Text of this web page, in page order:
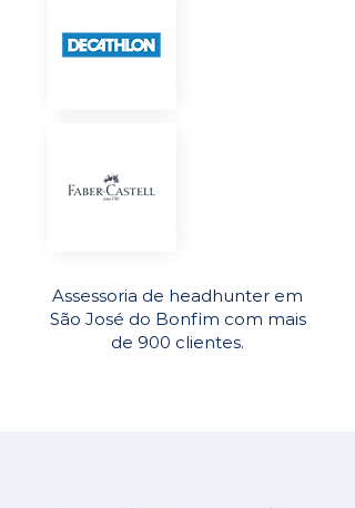
Assessoria de headhunter em
São José do Bonfim com mais
de 900 clientes.